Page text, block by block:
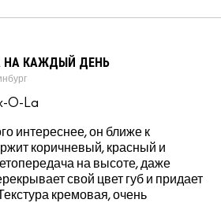
КАЖДЫЙ ДЕНЬ
O-La
интереснее, он ближе к
коричневый, красный и
на высоте, даже
свой цвет губ и придает
кремовая, очень